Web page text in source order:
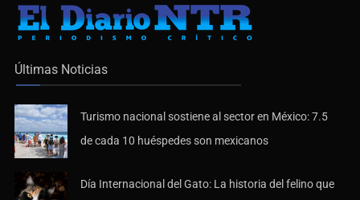
Últimas Noticias
Turismo nacional sostiene al sector en México: 7.5
de cada 10 huéspedes son mexicanos
Día Internacional del Gato: La historia del felino que